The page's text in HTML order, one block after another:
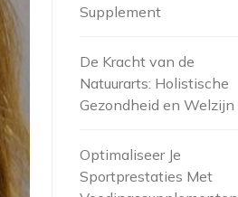
Supplement
De Kracht van de
Natuurarts: Holistische
Gezondheid en Welzijn
Optimaliseer Je
Sportprestaties Met